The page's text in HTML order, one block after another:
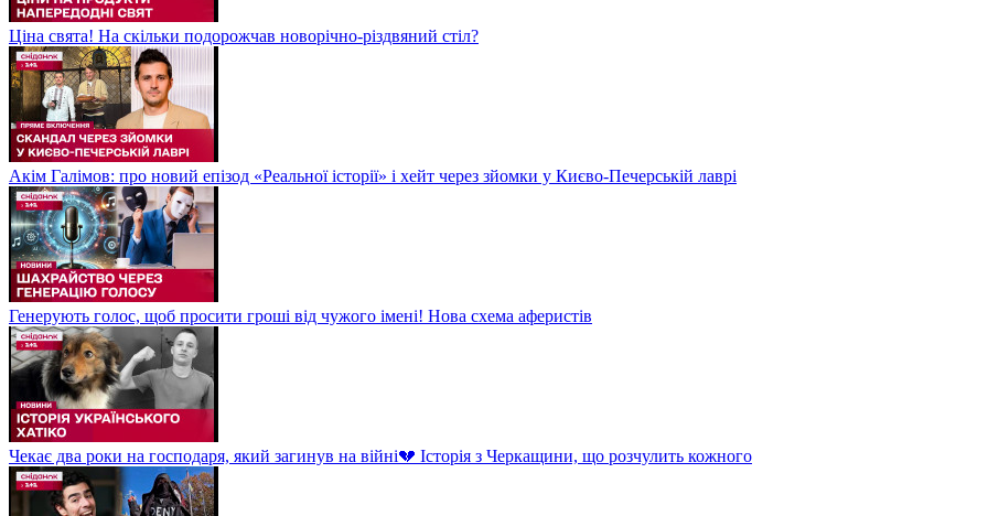
Ціна свята! На скільки подорожчав новорічно-різдвяний стіл?
Акім Галімов: про новий епізод «Реальної історії» і хейт через зйомки у Києво-Печерській лаврі
Генерують голос, щоб просити гроші від чужого імені! Нова схема аферистів
Чекає два роки на господаря, який загинув на війні💔 Історія з Черкащини, що розчулить кожного